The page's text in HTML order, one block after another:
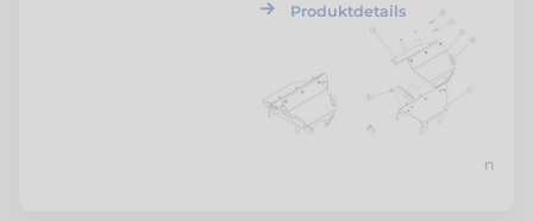
Produktdetails
Preis nach Konfiguration